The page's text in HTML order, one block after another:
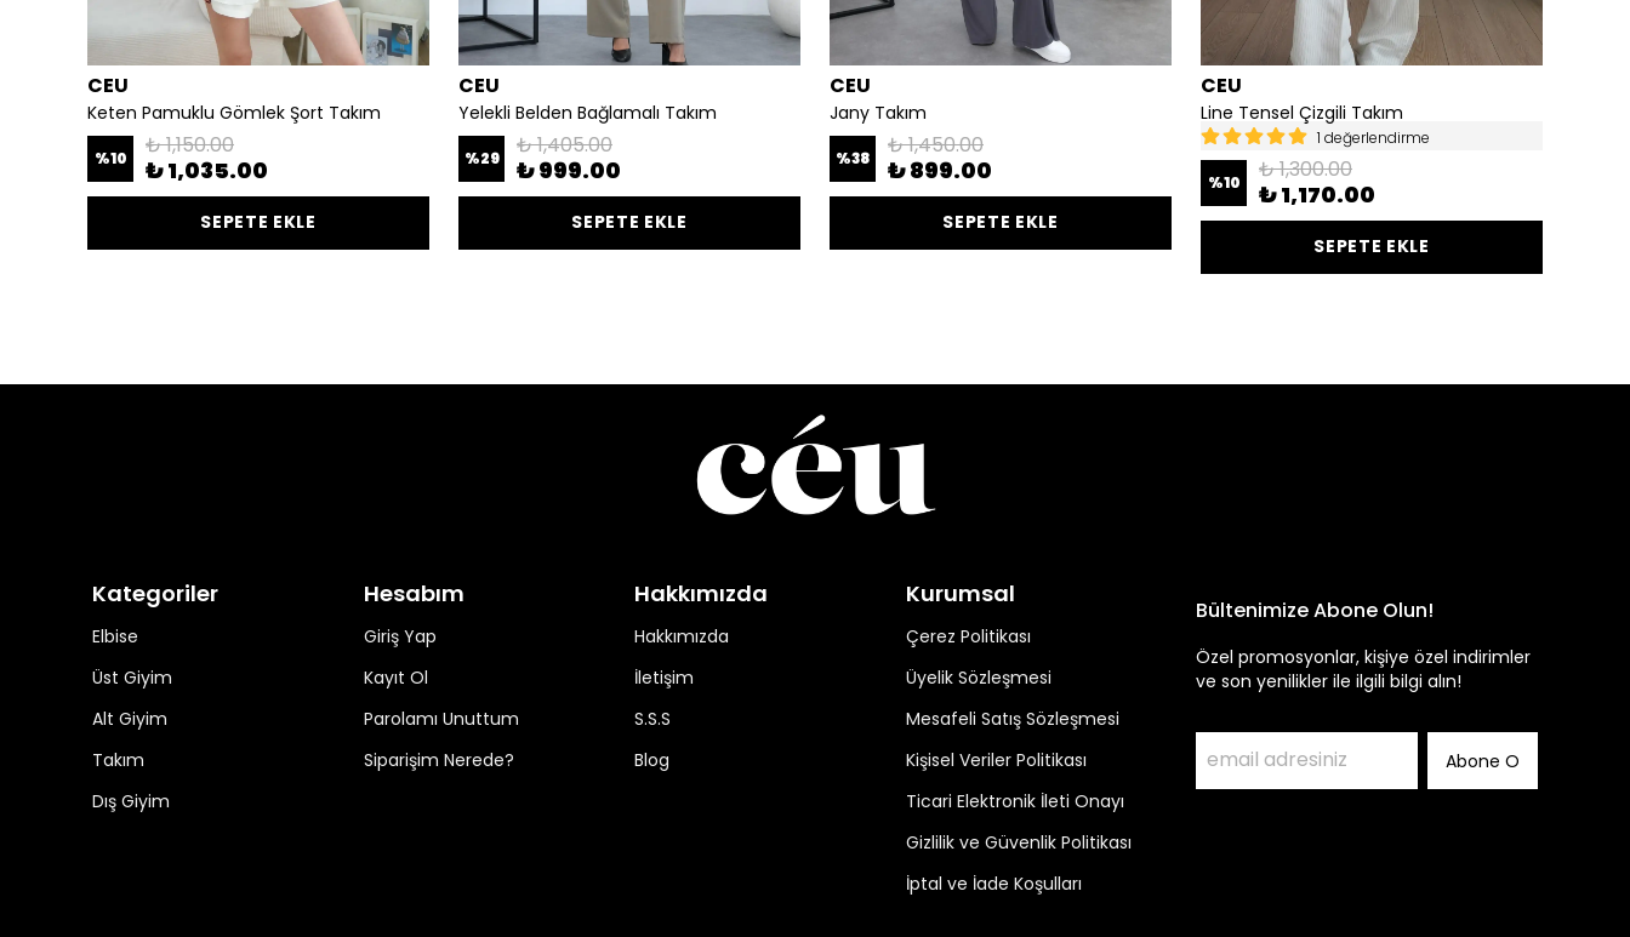
CEU
Keten Pamuklu Gömlek Şort Takım
%10 ₺ 1,150.00
₺ 1,035.00
SEPETE EKLE
CEU
Yelekli Belden Bağlamalı Takım
%29 ₺ 1,405.00
₺ 999.00
SEPETE EKLE
CEU
Jany Takım
%38 ₺ 1,450.00
₺ 899.00
SEPETE EKLE
CEU
Line Tensel Çizgili Takım
1 değerlendirme
%10 ₺ 1,300.00
₺ 1,170.00
SEPETE EKLE
Kategoriler
Elbise
Üst Giyim
Alt Giyim
Takım
Dış Giyim
Hesabım
Giriş Yap
Kayıt Ol
Parolamı Unuttum
Siparişim Nerede?
Hakkımızda
Hakkımızda
İletişim
S.S.S
Blog
Kurumsal
Çerez Politikası
Üyelik Sözleşmesi
Mesafeli Satış Sözleşmesi
Kişisel Veriler Politikası
Ticari Elektronik İleti Onayı
Gizlilik ve Güvenlik Politikası
İptal ve İade Koşulları
Bültenimize Abone Olun!
Özel promosyonlar, kişiye özel indirimler
ve son yenilikler ile ilgili bilgi alın!
Abone O